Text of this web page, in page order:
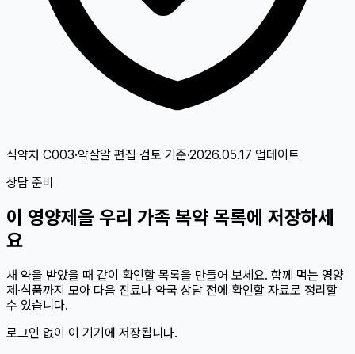
식약처 C003·약잘알 편집 검토 기준·2026.05.17 업데이트
상담 준비
이 영양제 을 우리 가족 복약 목록에 저장하세
요
새 약을 받았을 때 같이 확인할 목록을 만들어 보세요. 함께 먹는 영양
제·식품까지 모아 다음 진료나 약국 상담 전에 확인할 자료로 정리할
수 있습니다.
로그인 없이 이 기기에 저장됩니다.